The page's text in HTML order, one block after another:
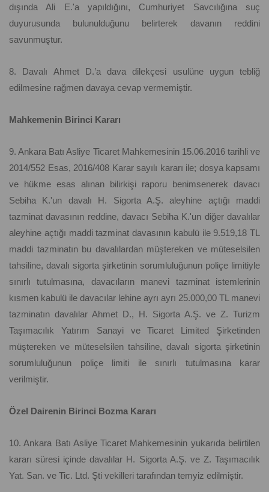
dışında Ali E.'a yapıldığını, Cumhuriyet Savcılığına suç
duyurusunda bulunulduğunu belirterek davanın reddini
savunmuştur.
8. Davalı Ahmet D.’a dava dilekçesi usulüne uygun tebliğ
edilmesine rağmen davaya cevap vermemiştir.
Mahkemenin Birinci Kararı
9. Ankara Batı Asliye Ticaret Mahkemesinin 15.06.2016 tarihli ve
2014/552 Esas, 2016/408 Karar sayılı kararı ile; dosya kapsamı
ve hükme esas alınan bilirkişi raporu benimsenerek davacı
Sebiha K.'un davalı H. Sigorta A.Ş. aleyhine açtığı maddi
tazminat davasının reddine, davacı Sebiha K.'un diğer davalılar
aleyhine açtığı maddi tazminat davasının kabulü ile 9.519,18 TL
maddi tazminatın bu davalılardan müştereken ve müteselsilen
tahsiline, davalı sigorta şirketinin sorumluluğunun poliçe limitiyle
sınırlı tutulmasına, davacıların manevi tazminat istemlerinin
kısmen kabulü ile davacılar lehine ayrı ayrı 25.000,00 TL manevi
tazminatın davalılar Ahmet D., H. Sigorta A.Ş. ve Z. Turizm
Taşımacılık Yatırım Sanayi ve Ticaret Limited Şirketinden
müştereken ve müteselsilen tahsiline, davalı sigorta şirketinin
sorumluluğunun poliçe limiti ile sınırlı tutulmasına karar
verilmiştir.
Özel Dairenin Birinci Bozma Kararı
10. Ankara Batı Asliye Ticaret Mahkemesinin yukarıda belirtilen
kararı süresi içinde davalılar H. Sigorta A.Ş. ve Z. Taşımacılık
Yat. San. ve Tic. Ltd. Şti vekilleri tarafından temyiz edilmiştir.